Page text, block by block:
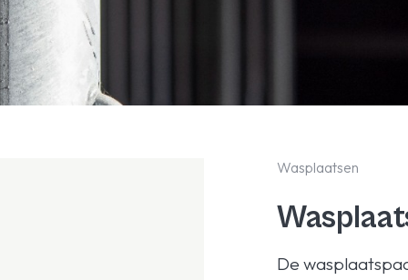
Wasplaatsen
De